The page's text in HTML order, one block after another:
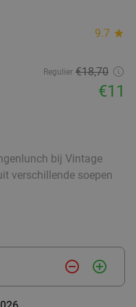
food
27 min.directions_car
44%
Regulier €42 ,20
€23
9.7 star
Regulier €18,70
€11
bij Vintage
verschillende soepen
remove_circle_outline add_circle_outline